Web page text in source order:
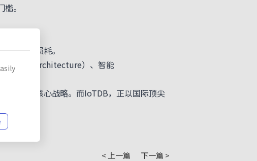
。
的效率损耗。
架构（Architecture）、智能
转型的核心战略。而IoTDB，正以国际顶尖
< 上一篇 下一篇 >